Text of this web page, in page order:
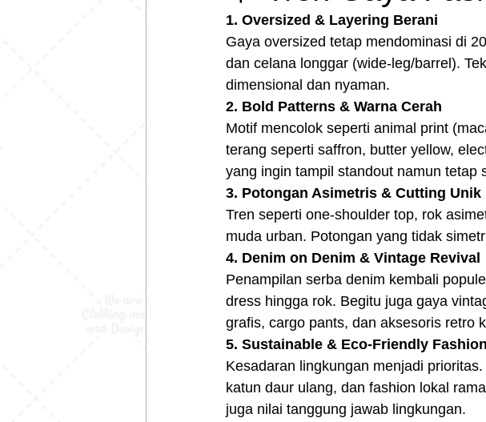
1. Oversized & Layering Berani
Gaya oversized tetap mendominasi di
dan celana longgar (wide‑leg/barrel).
dimensional dan nyaman.
2. Bold Patterns & Warna Cerah
Motif mencolok seperti animal print
terang seperti saffron, butter yellow,
yang ingin tampil standout namun tetap
3. Potongan Asimetris & Cutting Unik
Tren seperti one‑shoulder top, rok
muda urban. Potongan yang tidak
4. Denim on Denim & Vintage Revival
Penampilan serba denim kembali
dress hingga rok. Begitu juga gaya
grafis, cargo pants, dan aksesoris retro
5. Sustainable & Eco-Friendly Fashion
Kesadaran lingkungan menjadi
katun daur ulang, dan fashion lokal
juga nilai tanggung jawab lingkungan.